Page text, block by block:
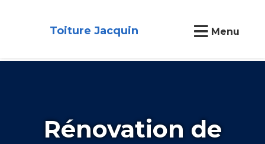
Toiture Jacquin Menu
Rénovation de